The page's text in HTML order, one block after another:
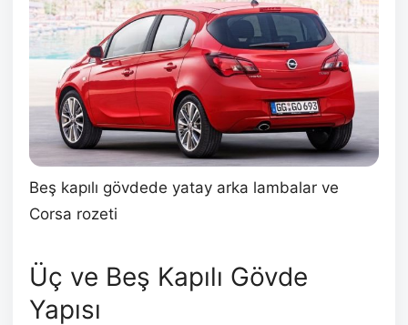
Beş kapılı gövdede yatay arka lambalar ve
Corsa rozeti
Üç ve Beş Kapılı Gövde
Yapısı